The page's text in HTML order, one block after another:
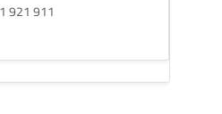
921 911